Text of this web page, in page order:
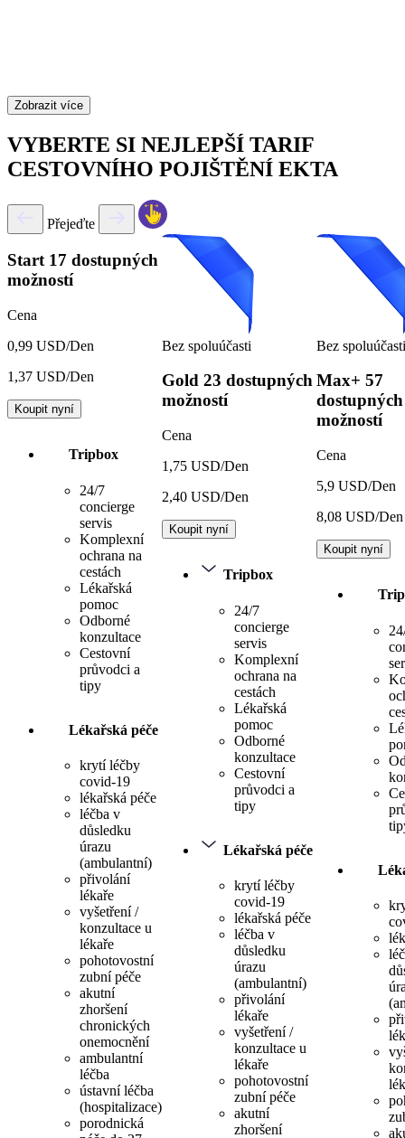
Zobrazit více
VYBERTE SI NEJLEPŠÍ TARIF
CESTOVNÍHO POJIŠTĚNÍ EKTA
Přejeďte
Start 17 dostupných
možností
Cena
0,99 USD/Den
1,37 USD/Den
Koupit nyní
Tripbox
24/7
concierge
servis
Komplexní
ochrana na
cestách
Lékařská
pomoc
Odborné
konzultace
Cestovní
průvodci a
tipy
Lékařská péče
krytí léčby
covid-19
lékařská péče
léčba v
důsledku
úrazu
(ambulantní)
přivolání
lékaře
vyšetření /
konzultace u
lékaře
pohotovostní
zubní péče
akutní
zhoršení
chronických
onemocnění
ambulantní
léčba
ústavní léčba
(hospitalizace)
porodnická
Bez spoluúčasti
Gold 23 dostupných
možností
Cena
1,75 USD/Den
2,40 USD/Den
Koupit nyní
Tripbox
24/7
concierge
servis
Komplexní
ochrana na
cestách
Lékařská
pomoc
Odborné
konzultace
Cestovní
průvodci a
tipy
Lékařská péče
krytí léčby
covid-19
lékařská péče
léčba v
důsledku
úrazu
(ambulantní)
přivolání
lékaře
vyšetření /
konzultace u
lékaře
pohotovostní
zubní péče
akutní
zhoršení
Bez spoluúčasti
Max+ 57
dostupných
možností
Cena
5,9 USD/Den
8,08 USD/Den
Koupit nyní